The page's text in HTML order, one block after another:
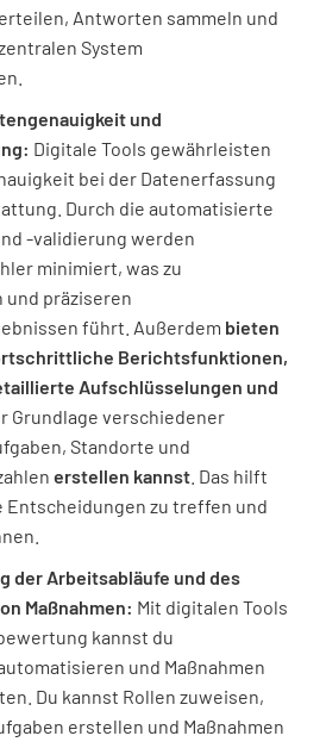
Antworten sammeln und
System
und
Digitale Tools gewährleisten
bei der Datenerfassung
Durch die automatisierte
-validierung werden
minimiert, was zu
präziseren
führt. Außerdem bieten
Berichtsfunktionen,
Aufschlüsselungen und
Grundlage verschiedener
Standorte und
erstellen kannst . Das hilft
Entscheidungen zu treffen und
der Arbeitsabläufe und des
Maßnahmen: Mit digitalen Tools
kannst du
und Maßnahmen
Du kannst Rollen zuweisen,
erstellen und Maßnahmen